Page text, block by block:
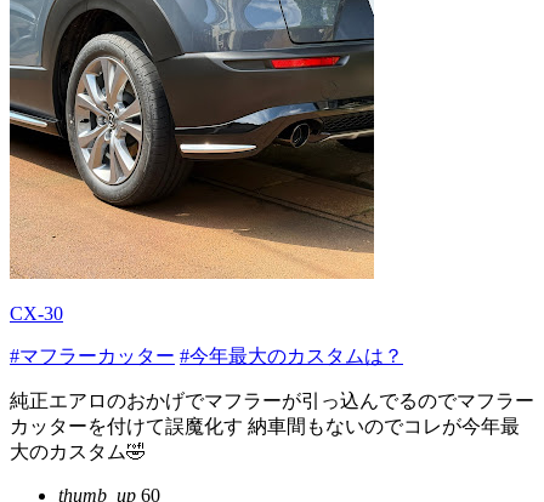
CX-30
#マフラーカッター #今年最大のカスタムは？
純正エアロのおかげでマフラーが引っ込んでるのでマフラー
カッターを付けて誤魔化す 納車間もないのでコレが今年最
大のカスタム🤣
thumb_up 60